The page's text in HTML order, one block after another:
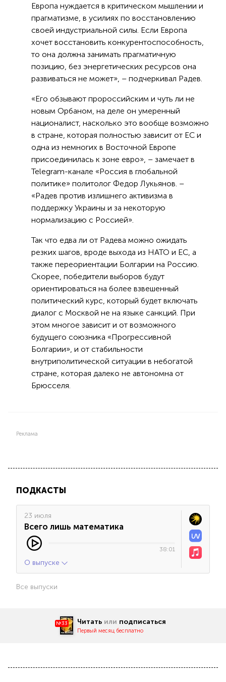
Европа нуждается в критическом мышлении и
прагматизме, в усилиях по восстановлению
своей индустриальной силы. Если Европа
хочет восстановить конкурентоспособность,
то она должна занимать прагматичную
позицию, без энергетических ресурсов она
развиваться не может», – подчеркивал Радев.
«Его обзывают пророссийским и чуть ли не
новым Орбаном, на деле он умеренный
националист, насколько это вообще возможно
в стране, которая полностью зависит от ЕС и
одна из немногих в Восточной Европе
присоединилась к зоне евро», – замечает в
Telegram-канале «Россия в глобальной
политике» политолог Федор Лукьянов. –
«Радев против излишнего активизма в
поддержку Украины и за некоторую
нормализацию с Россией».
Так что едва ли от Радева можно ожидать
резких шагов, вроде выхода из НАТО и ЕС, а
также переориентации Болгарии на Россию.
Скорее, победители выборов будут
ориентироваться на более взвешенный
политический курс, который будет включать
диалог с Москвой не на языке санкций. При
этом многое зависит и от возможного
будущего союзника «Прогрессивной
Болгарии», и от стабильности
внутриполитической ситуации в небогатой
стране, которая далеко не автономна от
Брюсселя.
Реклама
ПОДКАСТЫ
23 июля
Всего лишь математика
38:01
О выпуске
Все выпуски
№33 Читать или подписаться
Первый месяц бесплатно